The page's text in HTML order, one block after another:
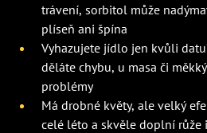
trávení, sorbitol může
plíseň ani špína
Vyhazujete jídlo jen kvůli
děláte chybu, u masa či
problémy
Má drobné květy, ale velký
celé léto a skvěle doplní růže